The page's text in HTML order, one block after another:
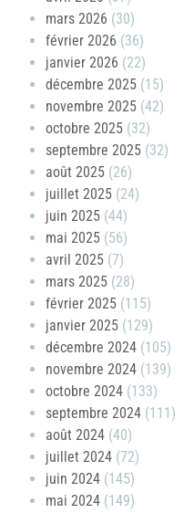
mars 2026 (30)
février 2026 (36)
janvier 2026 (22)
décembre 2025 (15)
novembre 2025 (42)
octobre 2025 (32)
septembre 2025 (32)
août 2025 (26)
juillet 2025 (24)
juin 2025 (44)
mai 2025 (56)
avril 2025 (7)
mars 2025 (28)
février 2025 (115)
janvier 2025 (129)
décembre 2024 (105)
novembre 2024 (139)
octobre 2024 (133)
septembre 2024 (111)
août 2024 (40)
juillet 2024 (72)
juin 2024 (145)
mai 2024 (149)